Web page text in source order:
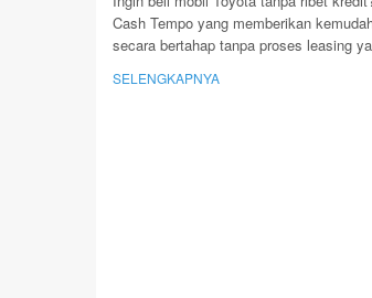
Cash Tempo yang memberikan
secara bertahap tanpa proses leasing
SELENGKAPNYA